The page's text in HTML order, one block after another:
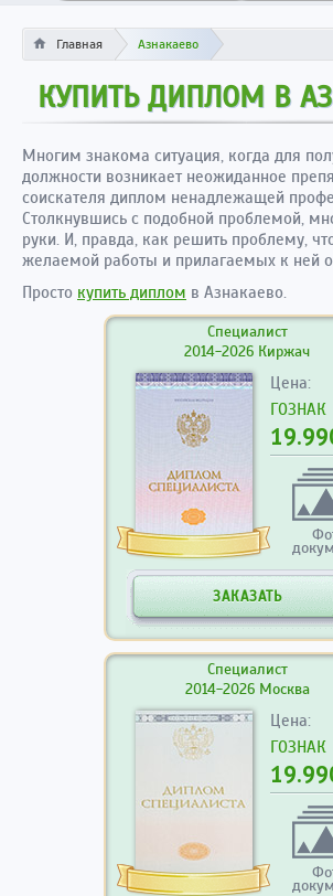
Главная Азнакаево
КУПИТЬ ДИПЛОМ В
Многим знакома ситуация, когда для
должности возникает неожиданное
соискателя диплом ненадлежащей
Столкнувшись с подобной проблемой,
руки. И, правда, как решить проблему,
желаемой работы и прилагаемых к ней
Просто купить диплом в Азнакаево.
Специалист
2014-2026 Киржач
Цена:
ГОЗНАК
ЗАКАЗАТЬ
Специалист
2014-2026 Москва
Цена:
ГОЗНАК